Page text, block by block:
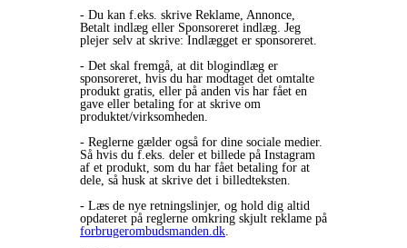
- Du kan f.eks. skrive Reklame, Annonce,
Betalt indlæg eller Sponsoreret indlæg. Jeg
plejer selv at skrive: Indlægget er sponsoreret.
- Det skal fremgå, at dit blogindlæg er
sponsoreret, hvis du har modtaget det omtalte
produkt gratis, eller på anden vis har fået en
gave eller betaling for at skrive om
produktet/virksomheden.
- Reglerne gælder også for dine sociale medier.
Så hvis du f.eks. deler et billede på Instagram
af et produkt, som du har fået betaling for at
dele, så husk at skrive det i billedteksten.
- Læs de nye retningslinjer, og hold dig altid
opdateret på reglerne omkring skjult reklame på
forbrugerombudsmanden.dk.